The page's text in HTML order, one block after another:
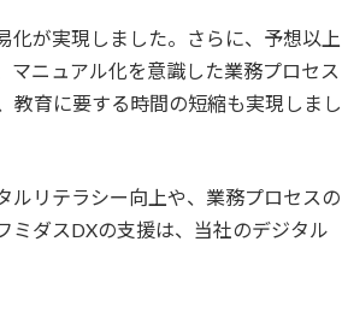
化が実現しました。さらに、予想以上
ニュアル化を意識した業務プロセス
教育に要する時間の短縮も実現しまし
ルリテラシー向上や、業務プロセスの
ミダスDXの支援は、当社のデジタル